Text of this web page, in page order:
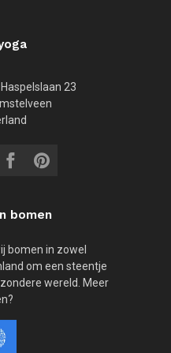
23
bomen
bomen in zowel
om een steentje
wereld. Meer